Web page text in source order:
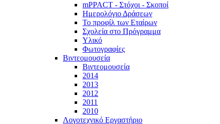
mPPACT - Στόχοι - Σκοποί
Ημερολόγιο Δράσεων
Το προφίλ των Εταίρων
Σχολεία στο Πρόγραμμα
Υλικό
Φωτογραφίες
Βιντεομουσεία
Βιντεομουσεία
2014
2013
2012
2011
2010
Λογοτεχνικό Εργαστήριο